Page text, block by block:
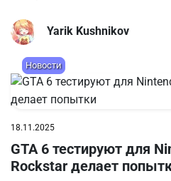
Yarik Kushnikov
Новости
18.11.2025
GTA 6 тестируют для
Rockstar делает